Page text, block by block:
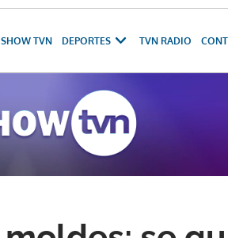
SHOW TVN DEPORTES TVN RADIO